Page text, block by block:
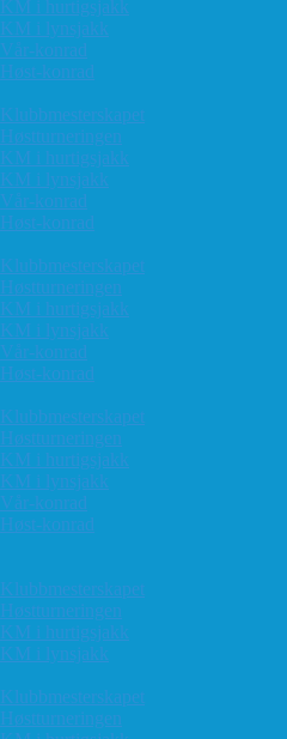
KM i hurtigsjakk
KM i lynsjakk
Vår-konrad
Høst-konrad
Klubbmesterskapet
Høstturneringen
KM i hurtigsjakk
KM i lynsjakk
Vår-konrad
Høst-konrad
Klubbmesterskapet
Høstturneringen
KM i hurtigsjakk
KM i lynsjakk
Vår-konrad
Høst-konrad
Klubbmesterskapet
Høstturneringen
KM i hurtigsjakk
KM i lynsjakk
Vår-konrad
Høst-konrad
Klubbmesterskapet
Høstturneringen
KM i hurtigsjakk
KM i lynsjakk
Klubbmesterskapet
Høstturneringen